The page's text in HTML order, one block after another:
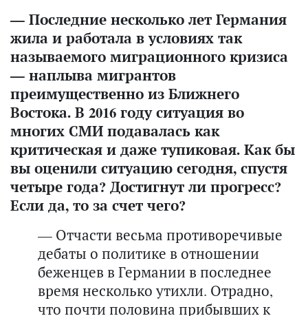
— Последние несколько лет Германия
жила и работала в условиях так
называемого миграционного кризиса
— наплыва мигрантов
преимущественно из Ближнего
Востока. В 2016 году ситуация во
многих СМИ подавалась как
критическая и даже тупиковая. Как бы
вы оценили ситуацию сегодня, спустя
четыре года? Достигнут ли прогресс?
Если да, то за счет чего?
— Отчасти весьма противоречивые
дебаты о политике в отношении
беженцев в Германии в последнее
время несколько утихли. Отрадно,
что почти половина прибывших к